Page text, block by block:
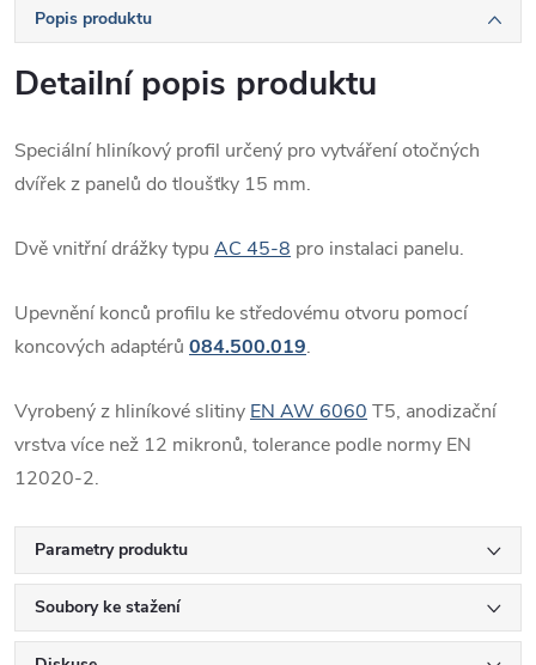
Popis produktu
Detailní popis produktu
Speciální hliníkový profil určený pro vytváření otočných
dvířek z panelů do tloušťky 15 mm.
Dvě vnitřní drážky typu AC 45-8 pro instalaci panelu.
Upevnění konců profilu ke středovému otvoru pomocí
koncových adaptérů 084.500.019.
Vyrobený z hliníkové slitiny EN AW 6060 T5, anodizační
vrstva více než 12 mikronů, tolerance podle normy EN
12020-2.
Parametry produktu
Soubory ke stažení